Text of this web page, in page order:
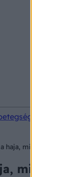
haja, mielőbb